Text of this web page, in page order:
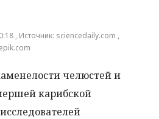
, Источник: sciencedaily.com ,
челюстей и
карибской